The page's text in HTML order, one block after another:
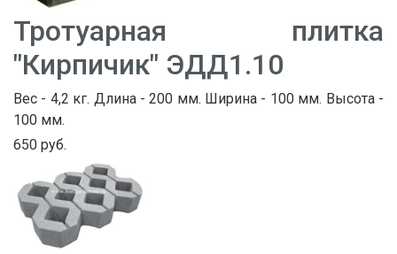
Тротуарная плитка
"Кирпичик" ЭДД1.10
Вес - 4,2 кг. Длина - 200 мм. Ширина - 100 мм. Высота -
100 мм.
650 руб.